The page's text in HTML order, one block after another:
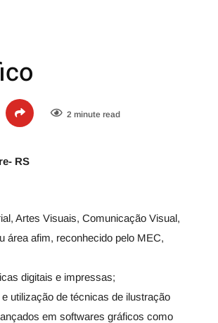
2 minute read
RS
Artes Visuais, Comunicação Visual,
área afim, reconhecido pelo MEC,
digitais e impressas;
utilização de técnicas de ilustração
em softwares gráficos como